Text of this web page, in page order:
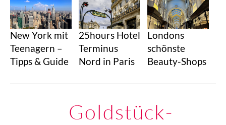
New York mit
Teenagern –
Tipps & Guide
25hours Hotel
Terminus
Nord in Paris
Londons
schönste
Beauty-Shops
Goldstück-